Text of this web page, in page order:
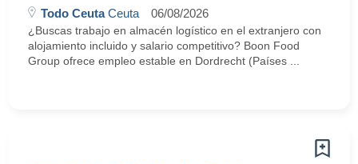
Todo CeutaCeuta 06/08/2026
¿Buscas trabajo en almacén logístico en el extranjero con
alojamiento incluido y salario competitivo? Boon Food
Group ofrece empleo estable en Dordrecht (Países ...